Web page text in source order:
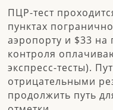
ПЦР-тест
пунктах
аэропорту и $33 на
контроля
экспресс-тесты).
отрицательными
продолжить путь